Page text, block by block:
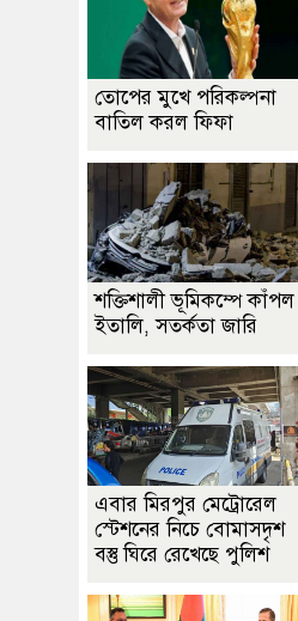
তোপের মুখে পরিকল্পনা
বাতিল করল ফিফা
শক্তিশালী ভূমিকম্পে কাঁপল
ইতালি, সতর্কতা জারি
এবার মিরপুর মেট্রোরেল
স্টেশনের নিচে বোমাসদৃশ
বস্তু ঘিরে রেখেছে পুলিশ